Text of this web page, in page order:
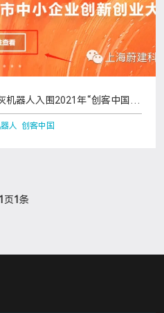
器人入围2021年“创客中国”
人 创客中国
1页1条